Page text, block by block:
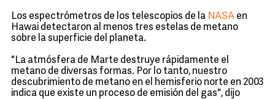
Los espectrómetros de los telescopios de la NASA en
Hawai detectaron al menos tres estelas de metano
sobre la superficie del planeta.
"La atmósfera de Marte destruye rápidamente el
metano de diversas formas. Por lo tanto, nuestro
descubrimiento de metano en el hemisferio norte en 2003
indica que existe un proceso de emisión del gas", dijo